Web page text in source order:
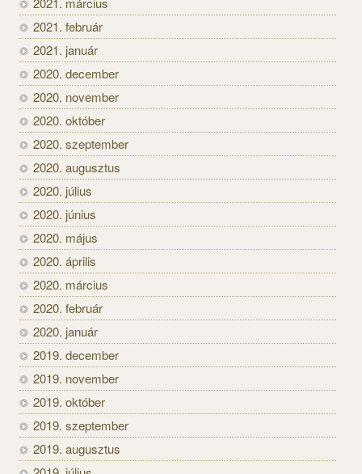
2021. február
2021. január
2020. december
2020. november
2020. október
2020. szeptember
2020. augusztus
2020. július
2020. június
2020. május
2020. április
2020. március
2020. február
2020. január
2019. december
2019. november
2019. október
2019. szeptember
2019. augusztus